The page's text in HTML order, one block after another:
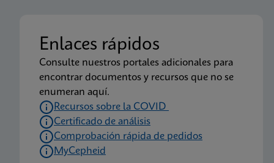
Enlaces rápidos
Consulte nuestros portales adicionales para
encontrar documentos y recursos que no se
enumeran aquí.
Recursos sobre la COVID
Certificado de análisis
Comprobación rápida de pedidos
MyCepheid